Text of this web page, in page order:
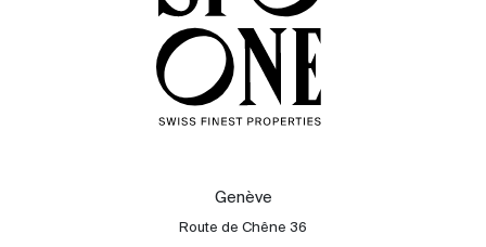
Genève
Route de Chêne 36